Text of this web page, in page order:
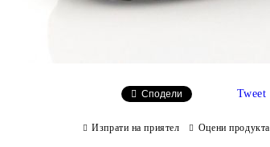
Сподели Tweet
Изпрати на приятел Оцени продукта